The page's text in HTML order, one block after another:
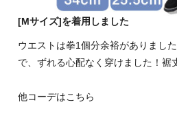
[Mサイズ]を着用しました
ウエストは拳1個分余裕がありまし
で、ずれる心配なく穿けました！裾
他コーデはこちら